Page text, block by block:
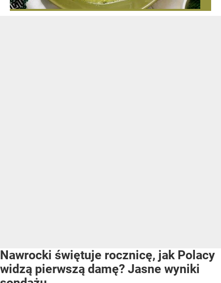
Nawrocki świętuje rocznicę, jak Polacy
widzą pierwszą damę? Jasne wyniki